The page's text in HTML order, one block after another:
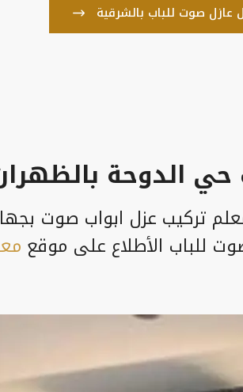
عازل صوت للباب بالشرقية
الدوحة
تركيب عزل ابواب صوت
للباب الأطلاع على موقع